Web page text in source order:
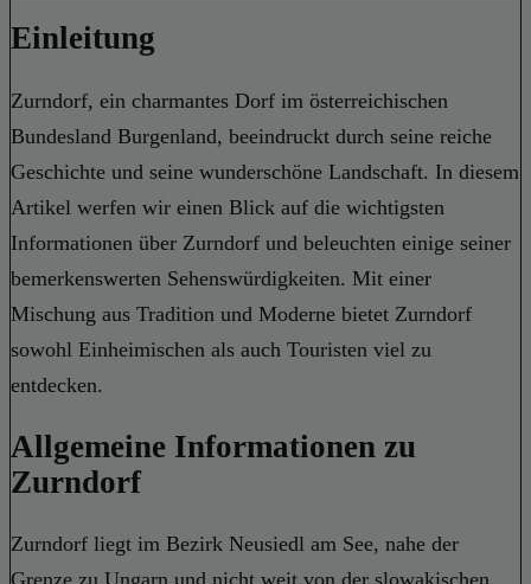
Einleitung
Zurndorf, ein charmantes Dorf im österreichischen
Bundesland Burgenland, beeindruckt durch seine reiche
Geschichte und seine wunderschöne Landschaft. In diesem
Artikel werfen wir einen Blick auf die wichtigsten
Informationen über Zurndorf und beleuchten einige seiner
bemerkenswerten Sehenswürdigkeiten. Mit einer
Mischung aus Tradition und Moderne bietet Zurndorf
sowohl Einheimischen als auch Touristen viel zu
entdecken.
Allgemeine Informationen zu
Zurndorf
Zurndorf liegt im Bezirk Neusiedl am See, nahe der